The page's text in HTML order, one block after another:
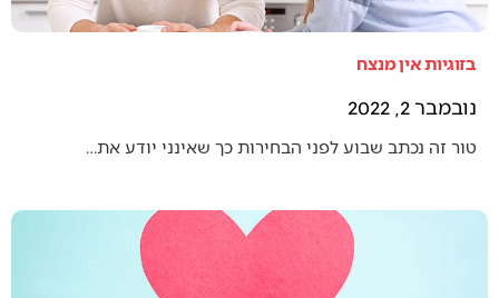
בזוגיות אין מנצח
נובמבר 2, 2022
טור זה נכתב שבוע לפני הבחירות כך שאינני יודע את…